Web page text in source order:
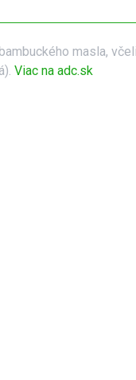
masla,
Viac na adc.sk